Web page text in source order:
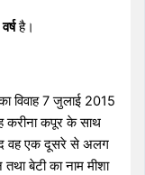
वर्षहै।
विवाह 7 जुलाई 2015
करीना कपूर के साथ
वह एक दूसरे से अलग
बेटी का नाम मीशा